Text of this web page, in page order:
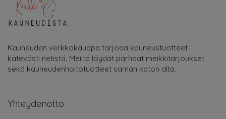
Kauneuden verkkokauppa tarjoaa kauneustuotteet
kätevästi netistä. Meiltä löydät parhaat meikkitarjoukset
sekä kauneudenhoitotuotteet saman katon alta.
Yhteydenotto